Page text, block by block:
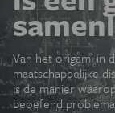
PSYCHE &
PODCAST
JONGE
Van het origami in
maatschappelijke
is de manier
beoefend